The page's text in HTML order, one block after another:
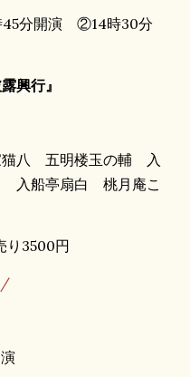
分開演 ②14時30分
興行』
八 五明楼玉の輔 入
入船亭扇白 桃月庵こ
3500円